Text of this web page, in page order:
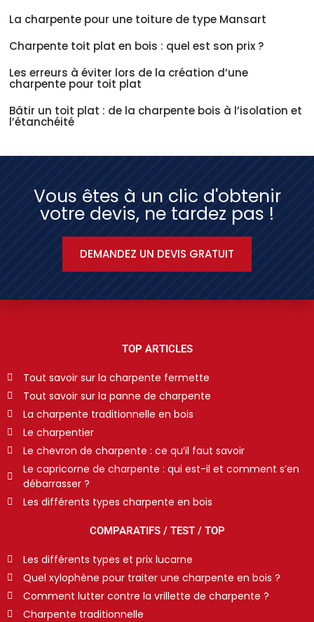
La charpente pour une toiture de type Mansart
Charpente toit plat en bois : quel est son prix ?
Les erreurs à éviter lors de la création d’une
charpente pour toit plat
Bâtir un toit plat : de la charpente bois à l’isolation et
l’étanchéité
Vous êtes à un clic d'obtenir
votre devis, ne tardez pas !
DEMANDEZ UN DEVIS GRATUIT
TOP ARTICLES
Tout savoir sur la charpente fermette
Tout savoir sur la panne de charpente
La charpente traditionnelle en bois
Le charpentier
Le chevron de charpente : ce qu’il faut savoir
Le capricorne de charpente : qui est-il et comment s’en
débarrasser ?
Les différents types charpente en bois
COMPARATIFS / TEST / TOP
Les différents types et prix lucarne
Quel xylophène pour traiter une charpente en bois ?
Comment lutter contre la vrillette de charpente ?
Charpente traditionnelle